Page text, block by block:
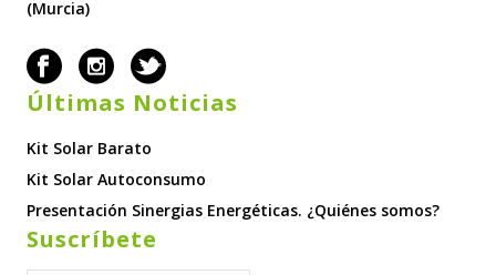
(Murcia)
Últimas Noticias
Kit Solar Barato
Kit Solar Autoconsumo
Presentación Sinergias Energéticas. ¿Quiénes somos?
Suscríbete